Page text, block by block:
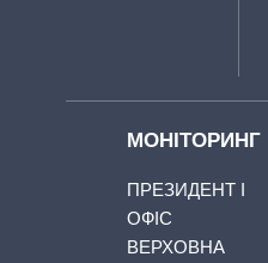
МОНІТОРИНГ
ПРЕЗИДЕНТ І
ОФІС
ВЕРХОВНА